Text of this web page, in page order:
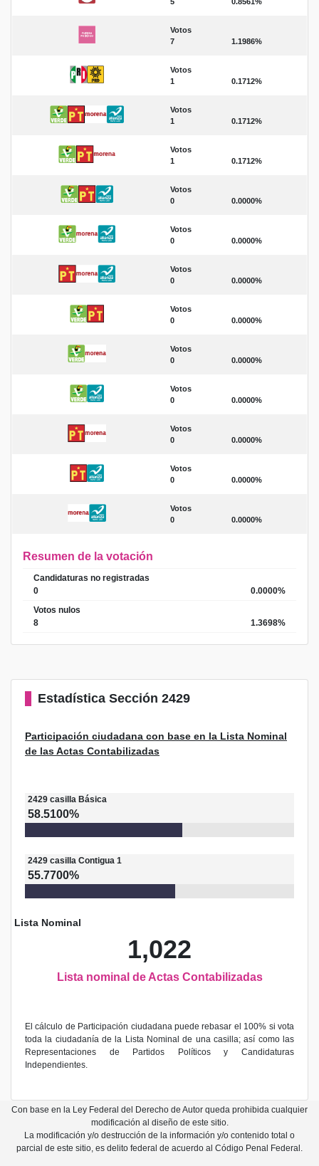
Votos
7
1.1986%
Votos
1
0.1712%
Votos
1
0.1712%
Votos
1
0.1712%
Votos
0
0.0000%
Votos
0
0.0000%
Votos
0
0.0000%
Votos
0
0.0000%
Votos
0
0.0000%
Votos
0
0.0000%
Votos
0
0.0000%
Votos
0
0.0000%
Votos
0
0.0000%
Resumen de la votación
Candidaturas no registradas
0
0.0000%
Votos nulos
8
1.3698%
Estadística Sección 2429
Participación ciudadana con base en la Lista Nominal
de las Actas Contabilizadas
2429 casilla Básica
58.5100%
2429 casilla Contigua 1
55.7700%
Lista Nominal
1,022
Lista nominal de Actas Contabilizadas
El cálculo de Participación ciudadana puede rebasar el 100% si vota
toda la ciudadanía de la Lista Nominal de una casilla; así como las
Representaciones de Partidos Políticos y Candidaturas
Independientes.
Con base en la Ley Federal del Derecho de Autor queda prohibida cualquier
modificación al diseño de este sitio.
La modificación y/o destrucción de la información y/o contenido total o
parcial de este sitio, es delito federal de acuerdo al Código Penal Federal.